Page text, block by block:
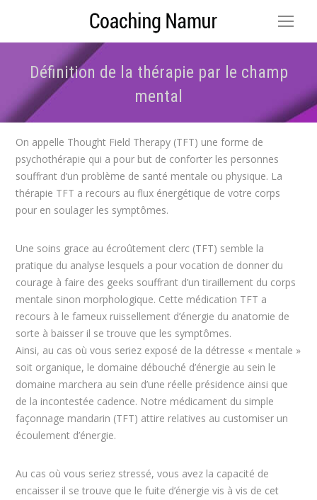
Définition de la thérapie par le champ
mental
On appelle Thought Field Therapy (TFT) une forme de
psychothérapie qui a pour but de conforter les personnes
souffrant d’un problème de santé mentale ou physique. La
thérapie TFT a recours au flux énergétique de votre corps
pour en soulager les symptômes.
Une soins grace au écroûtement clerc (TFT) semble la
pratique du analyse lesquels a pour vocation de donner du
courage à faire des geeks souffrant d’un tiraillement du corps
mentale sinon morphologique. Cette médication TFT a
recours à le fameux ruissellement d’énergie du anatomie de
sorte à baisser il se trouve que les symptômes.
Ainsi, au cas où vous seriez exposé de la détresse « mentale »
soit organique, le domaine débouché d’énergie au sein le
domaine marchera au sein d’une réelle présidence ainsi que
de la incontestée cadence. Notre médicament du simple
façonnage mandarin (TFT) attire relatives au customiser un
écoulement d’énergie.
Au cas où vous seriez stressé, vous avez la capacité de
encaisser il se trouve que le fuite d’énergie vis à vis de cet